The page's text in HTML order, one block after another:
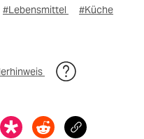
#Lebensmittel
#Küche